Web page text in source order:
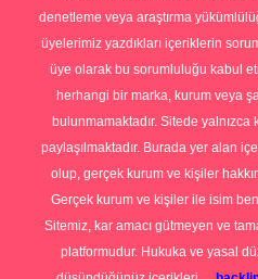
denetleme veya araştırma
üyelerimiz yazdıkları içeriklerin
üye olarak bu sorumluluğu kabul
herhangi bir marka, kurum veya
bulunmamaktadır. Sitede yalnızca
paylaşılmaktadır. Burada yer alan
olup, gerçek kurum ve kişiler
Gerçek kurum ve kişiler ile isim
Sitemiz, kar amacı gütmeyen ve
platformudur. Hukuka ve yasal